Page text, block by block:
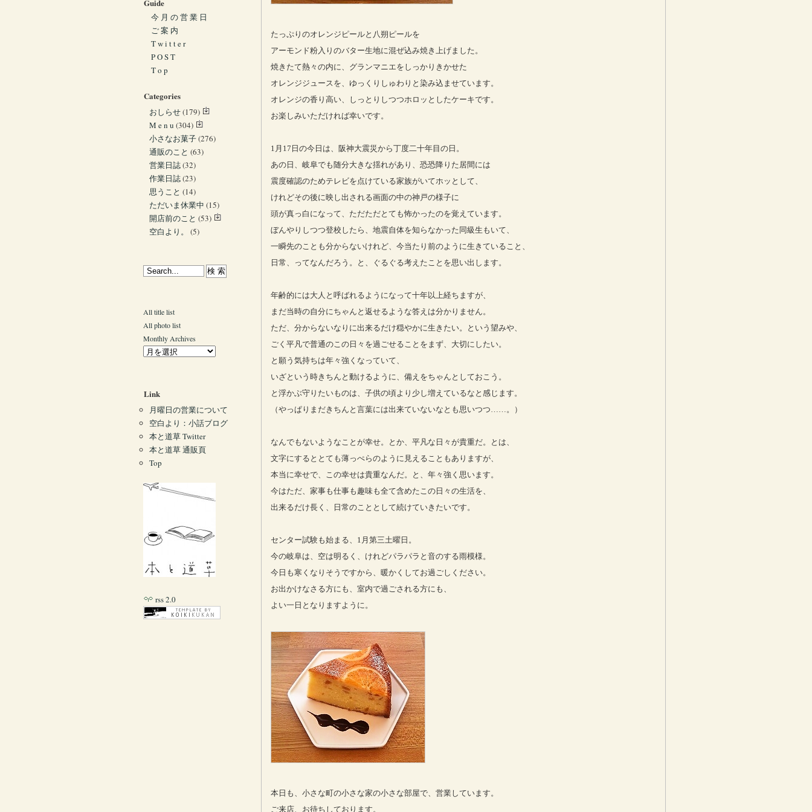
たっぷりのオレンジピールと八朔ピールを
アーモンド粉入りのバター生地に混ぜ込み焼き上げました。
焼きたて熱々の内に、グランマニエをしっかりきかせた
オレンジジュースを、ゆっくりしゅわりと染み込ませています。
オレンジの香り高い、しっとりしつつホロッとしたケーキです。
お楽しみいただければ幸いです。
1月17日の今日は、阪神大震災から丁度二十年目の日。
あの日、岐阜でも随分大きな揺れがあり、恐恐降りた居間には
震度確認のためテレビを点けている家族がいてホッとして、
けれどその後に映し出される画面の中の神戸の様子に
頭が真っ白になって、ただただとても怖かったのを覚えています。
ぼんやりしつつ登校したら、地震自体を知らなかった同級生もいて、
一瞬先のことも分からないけれど、今当たり前のように生きていること、
日常、ってなんだろう。と、ぐるぐる考えたことを思い出します。
年齢的には大人と呼ばれるようになって十年以上経ちますが、
まだ当時の自分にちゃんと返せるような答えは分かりません。
ただ、分からないなりに出来るだけ穏やかに生きたい。という望みや、
ごく平凡で普通のこの日々を過ごせることをまず、大切にしたい。
と願う気持ちは年々強くなっていて、
いざという時きちんと動けるように、備えをちゃんとしておこう。
と浮かぶ守りたいものは、子供の頃より少し増えているなと感じます。
（やっぱりまだきちんと言葉には出来ていないなとも思いつつ……。）
なんでもないようなことが幸せ。とか、平凡な日々が貴重だ。とは、
文字にするととても薄っぺらのように見えることもありますが、
本当に幸せで、この幸せは貴重なんだ。と、年々強く思います。
今はただ、家事も仕事も趣味も全て含めたこの日々の生活を、
出来るだけ長く、日常のこととして続けていきたいです。
センター試験も始まる、1月第三土曜日。
今の岐阜は、空は明るく、けれどパラパラと音のする雨模様。
今日も寒くなりそうですから、暖かくしてお過ごしください。
お出かけなさる方にも、室内で過ごされる方にも、
よい一日となりますように。
本日も、小さな町の小さな家の小さな部屋で、営業しています。
ご来店、お待ちしております。
Guide
今 月 の 営 業 日
ご 案 内
T w i t t e r
P O S T
T o p
Categories
おしらせ(179)
M e n u (304)
小さなお菓子(276)
通販のこと (63)
営業日誌(32)
作業日誌(23)
思うこと (14)
ただいま休業中 (15)
開店前のこと (53)
空白より。
(5)
All title list
All photo list
Monthly Archives
Link
月曜日の営業について
空白より：小話ブログ
本と道草 Twitter
本と道草 通販頁
Top
rss 2.0